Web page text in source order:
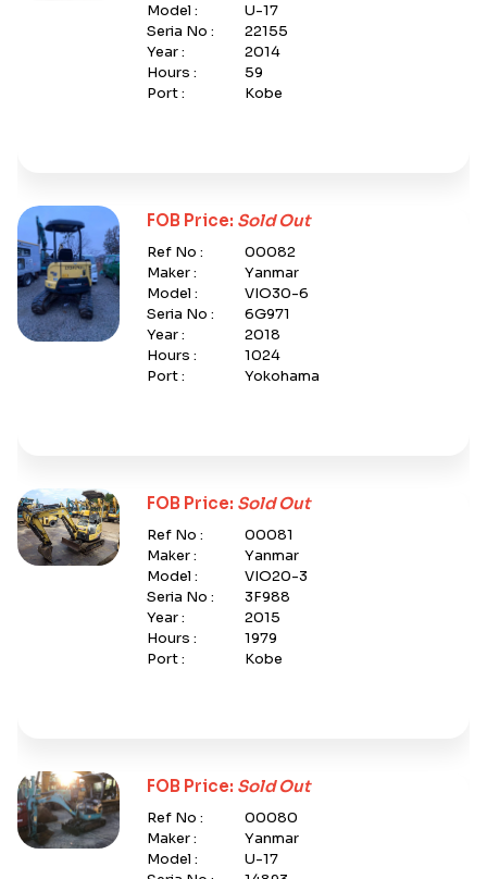
Model :
U-17
Seria No :
22155
Year :
2014
Hours :
59
Port :
Kobe
FOB Price: Sold Out
Ref No :
00082
Maker :
Yanmar
Model :
VIO30-6
Seria No :
6G971
Year :
2018
Hours :
1024
Port :
Yokohama
FOB Price: Sold Out
Ref No :
00081
Maker :
Yanmar
Model :
VIO20-3
Seria No :
3F988
Year :
2015
Hours :
1979
Port :
Kobe
FOB Price: Sold Out
Ref No :
00080
Maker :
Yanmar
Model :
U-17